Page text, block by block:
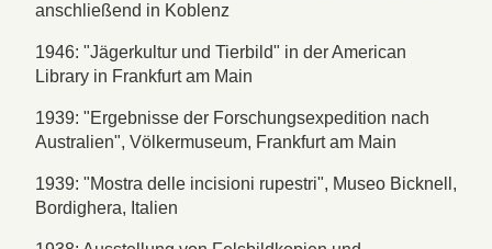
anschließend in Koblenz
1946: "Jägerkultur und Tierbild" in der American
Library in Frankfurt am Main
1939: "Ergebnisse der Forschungsexpedition nach
Australien", Völkermuseum, Frankfurt am Main
1939: "Mostra delle incisioni rupestri", Museo Bicknell,
Bordighera, Italien